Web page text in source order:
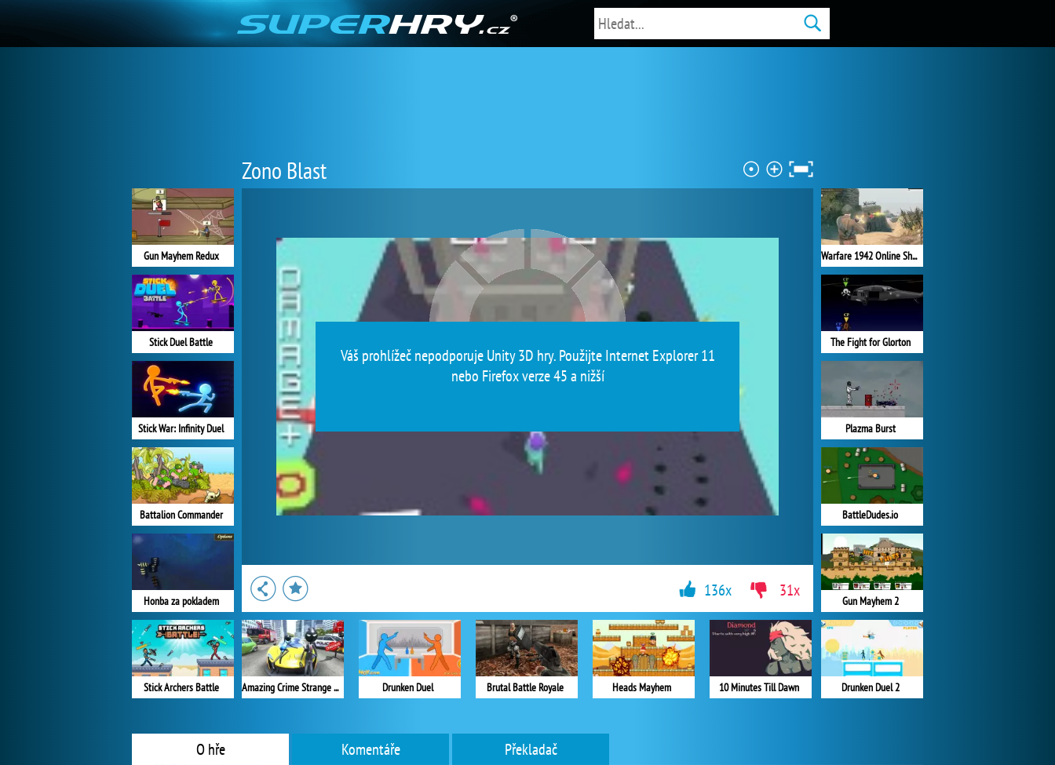
Zono Blast
Váš prohlížeč nepodporuje Unity 3D hry. Použijte Internet Explorer 11
nebo Firefox verze 45 a nižší
Gun Mayhem Redux
Stick Duel Battle
Stick War: Infinity Duel
Battalion Commander
Honba za pokladem
Stick Archers Battle
Warfare 1942 Online Shooter
The Fight for Glorton
Plazma Burst
BattleDudes.io
Gun Mayhem 2
Drunken Duel 2
Amazing Crime Strange Stickman Drunken Duel Brutal Battle Royale Heads Mayhem 10 Minutes Till Dawn
136x 31x
O hře Komentáře Překladač